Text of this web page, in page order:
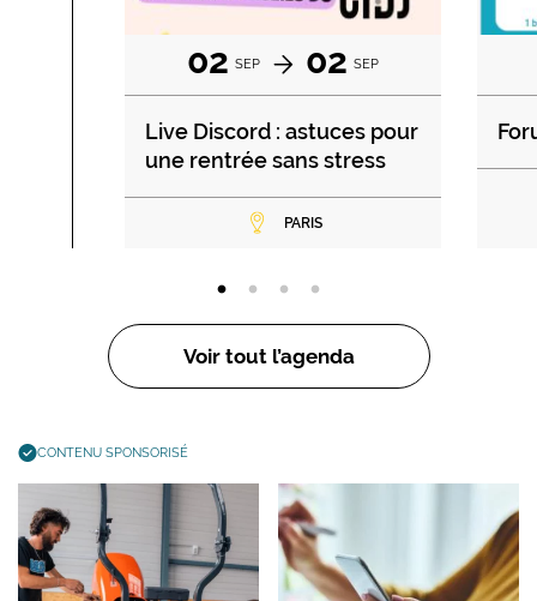
02 SEP 02 SEP
Live Discord : astuces pour
une rentrée sans stress
PARIS
Voir tout l’agenda
CONTENU SPONSORISÉ